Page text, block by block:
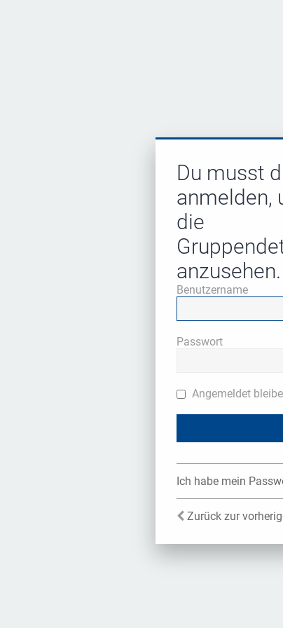
Du musst
anmelden,
die
anzusehen.
Benutzername
Passwort
Angemeldet
Ich habe mein
Zurück zur